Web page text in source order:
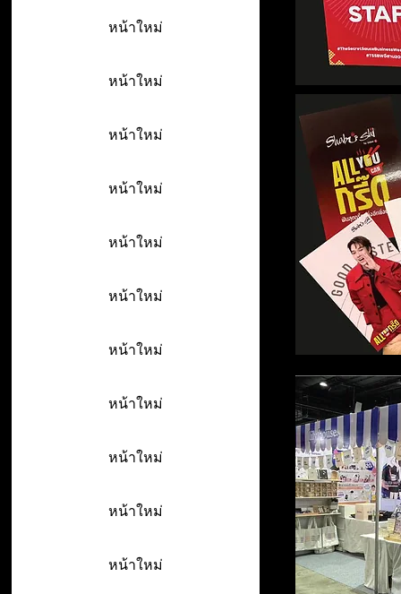
หน้าใหม่
หน้าใหม่
หน้าใหม่
หน้าใหม่
หน้าใหม่
หน้าใหม่
หน้าใหม่
หน้าใหม่
หน้าใหม่
หน้าใหม่
หน้าใหม่